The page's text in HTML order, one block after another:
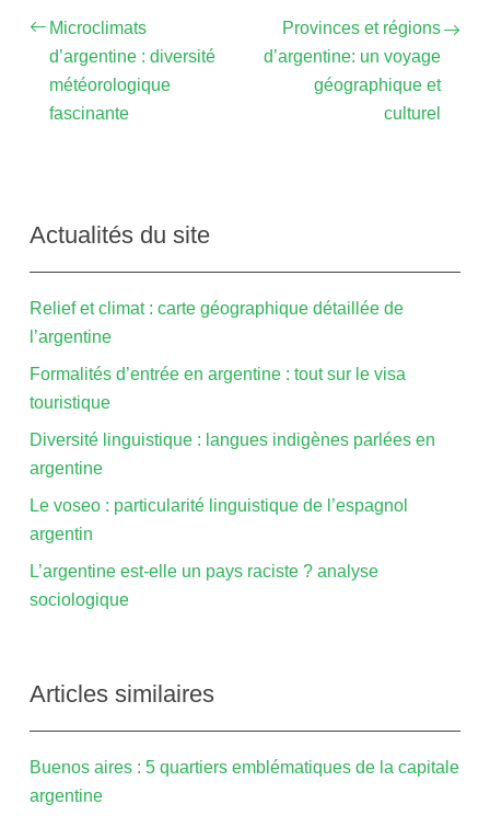
Microclimats
d’argentine : diversité
météorologique
fascinante
Provinces et régions
d’argentine: un voyage
géographique et
culturel
Actualités du site
Relief et climat : carte géographique détaillée de
l’argentine
Formalités d’entrée en argentine : tout sur le visa
touristique
Diversité linguistique : langues indigènes parlées en
argentine
Le voseo : particularité linguistique de l’espagnol
argentin
L’argentine est-elle un pays raciste ? analyse
sociologique
Articles similaires
Buenos aires : 5 quartiers emblématiques de la capitale
argentine